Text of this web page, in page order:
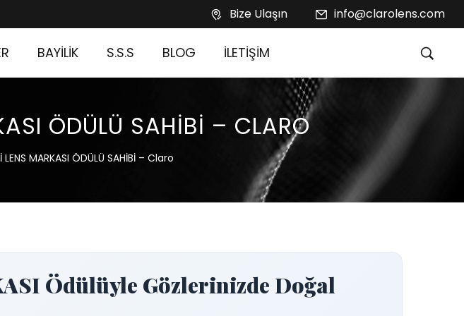
Bize Ulaşın info@clarolens.com
BAYİLİK S.S.S BLOG İLETİŞİM
ÖDÜLÜ SAHİBİ – CLARO
LENS MARKASI ÖDÜLÜ SAHİBİ – Claro
Ödülüyle Gözlerinizde Doğal